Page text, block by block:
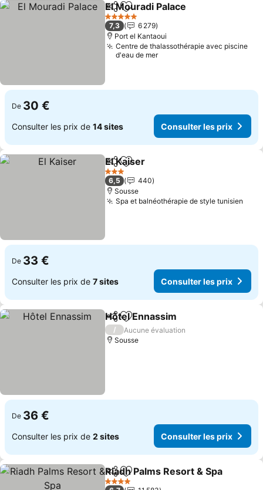
PartagerAjouter à mes favoris
El Mouradi Palace
5 Étoiles
7,3
6 279
Port el Kantaoui
Centre de thalassothérapie avec piscine
d'eau de mer
De 30 €
Consulter les prix de 14 sites Consulter les prix
PartagerAjouter à mes favoris
El Kaiser
3 Étoiles
6,5
440
Sousse
Spa et balnéothérapie de style tunisien
De 33 €
Consulter les prix de 7 sites Consulter les prix
PartagerAjouter à mes favoris
Hôtel Ennassim
/
Aucune évaluation
Sousse
De 36 €
Consulter les prix de 2 sites Consulter les prix
PartagerAjouter à mes favoris
Riadh Palms Resort & Spa
4 Étoiles